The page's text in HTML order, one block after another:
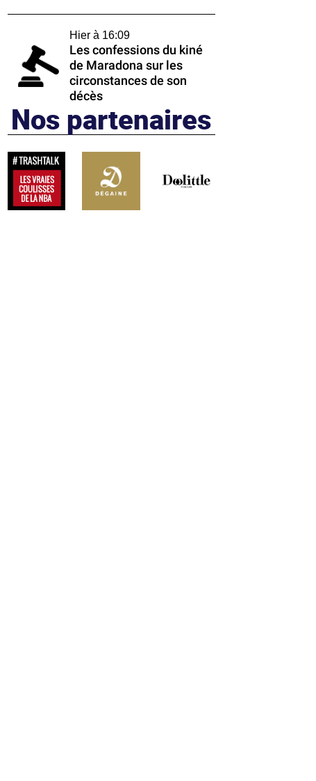
Hier à 16:09
Les confessions du kiné
de Maradona sur les
circonstances de son
décès
Nos partenaires